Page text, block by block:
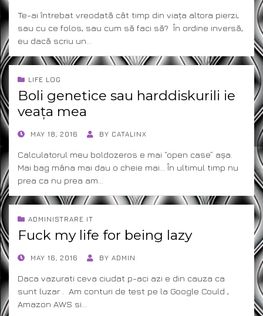
Te-ai întrebat vreodată cât timp din viața altora pierzi,
sau cu ce folos, sau cum să faci să? În ordine inversă,
eu dacă scriu un…
LIFE LOG
Boli genetice sau harddiskurili ie
veața mea
POSTEDMAY 18, 2016 BY CATALINX
Calculatorul meu boldozeros e mai “open case” așa.
Mai bag mâna mai dau o cheie mai… În ultimul timp nu
prea ca nu prea am…
ADMINISTRARE IT
Fuck my life for being lazy
POSTEDMAY 16, 2016 BY ADMIN
Daca vazurati ceva ciudat p-aci azi e din cauza ca
sunt luzar . Am conturi de test pe la Google Could ,
Amazon AWS si…